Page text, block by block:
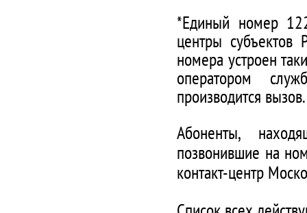
*Единый номер
центры субъектов
номера устроен
оператором
производится вызов.
Абоненты,
позвонившие на
контакт-центр